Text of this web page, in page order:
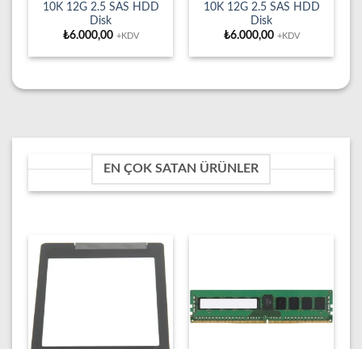
10K 12G 2.5 SAS HDD
Disk
₺6.000,00 +KDV
10K 12G 2.5 SAS HDD
Disk
₺6.000,00 +KDV
EN ÇOK SATAN ÜRÜNLER